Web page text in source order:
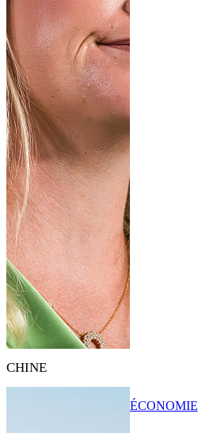
CHINE
ÉCONOMIE